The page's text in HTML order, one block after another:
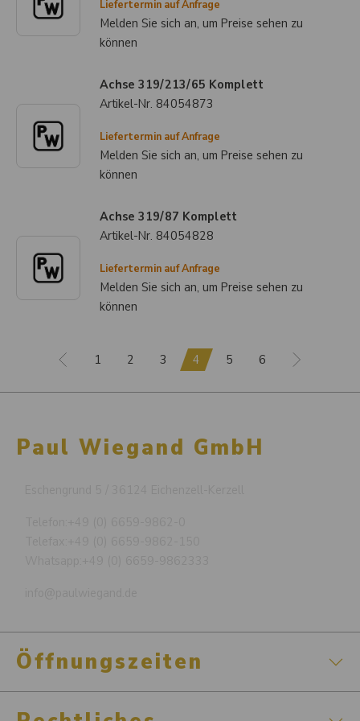
Liefertermin auf Anfrage
Melden Sie sich an, um Preise sehen zu
können
Achse 319/213/65 Komplett
Artikel-Nr. 84054873
Liefertermin auf Anfrage
Melden Sie sich an, um Preise sehen zu
können
Achse 319/87 Komplett
Artikel-Nr. 84054828
Liefertermin auf Anfrage
Melden Sie sich an, um Preise sehen zu
können
1 2 3 4 5 6
Paul Wiegand GmbH
Öffnungszeiten